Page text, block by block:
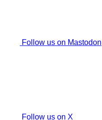
Follow us on Mastodon
Follow us on X